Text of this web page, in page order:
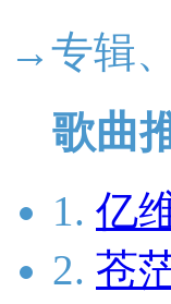
→专辑
歌曲
1. 亿
2. 苍